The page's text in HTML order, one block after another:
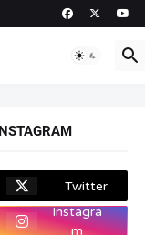
Twitter
Instagra
m